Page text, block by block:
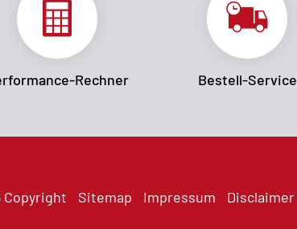
Rechner Bestell-Service
Sitemap Impressum Disclaimer